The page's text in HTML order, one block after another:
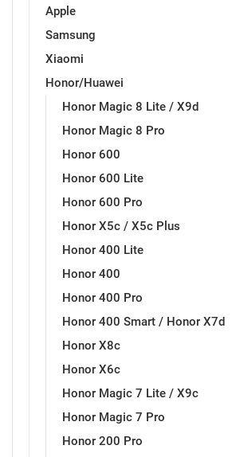
Apple
Samsung
Xiaomi
Honor/Huawei
Honor Magic 8 Lite / X9d
Honor Magic 8 Pro
Honor 600
Honor 600 Lite
Honor 600 Pro
Honor X5c / X5c Plus
Honor 400 Lite
Honor 400
Honor 400 Pro
Honor 400 Smart / Honor X7d
Honor X8c
Honor X6c
Honor Magic 7 Lite / X9c
Honor Magic 7 Pro
Honor 200 Pro
Babe
Gym
Sleng
Samsung
Univerzalno kaljeno staklo
Preklopne maskice
Samsung
Držači za romobil
USB kablovi
FM Transmitteri